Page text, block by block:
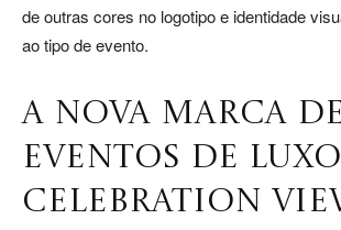
de outras cores no logotipo e identidade
ao tipo de evento.
A NOVA MARCA
EVENTOS DE
CELEBRATION